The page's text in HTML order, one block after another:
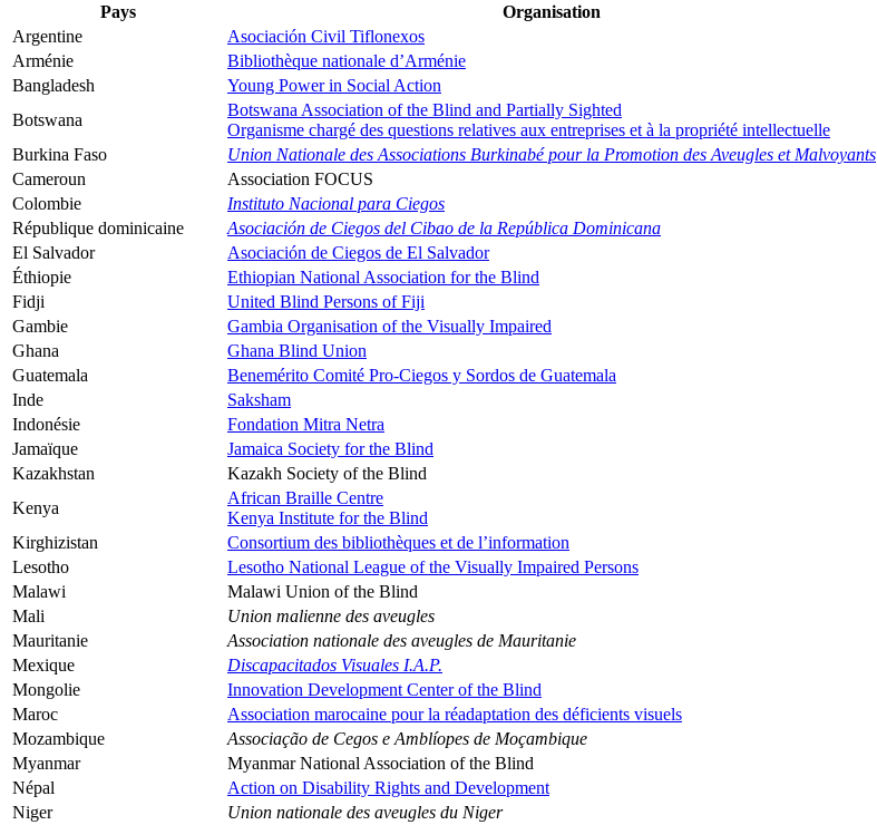
Pays
Organisation
Argentine
Asociación Civil Tiflonexos
Arménie
Bibliothèque nationale d’Arménie
Bangladesh
Young Power in Social Action
Botswana
Botswana Association of the Blind and Partially Sighted
Organisme chargé des questions relatives aux entreprises et à la propriété intellectuelle
Burkina Faso
Union Nationale des Associations Burkinabé pour la Promotion des Aveugles et Malvoyants
Cameroun
Association FOCUS
Colombie
Instituto Nacional para Ciegos
République dominicaine
Asociación de Ciegos del Cibao de la República Dominicana
El Salvador
Asociación de Ciegos de El Salvador
Éthiopie
Ethiopian National Association for the Blind
Fidji
United Blind Persons of Fiji
Gambie
Gambia Organisation of the Visually Impaired
Ghana
Ghana Blind Union
Guatemala
Benemérito Comité Pro-Ciegos y Sordos de Guatemala
Inde
Saksham
Indonésie
Fondation Mitra Netra
Jamaïque
Jamaica Society for the Blind
Kazakhstan
Kazakh Society of the Blind
Kenya
African Braille Centre
Kenya Institute for the Blind
Kirghizistan
Consortium des bibliothèques et de l’information
Lesotho
Lesotho National League of the Visually Impaired Persons
Malawi
Malawi Union of the Blind
Mali
Union malienne des aveugles
Mauritanie
Association nationale des aveugles de Mauritanie
Mexique
Discapacitados Visuales I.A.P.
Mongolie
Innovation Development Center of the Blind
Maroc
Association marocaine pour la réadaptation des déficients visuels
Mozambique
Associação de Cegos e Amblíopes de Moçambique
Myanmar
Myanmar National Association of the Blind
Népal
Action on Disability Rights and Development
Niger
Union nationale des aveugles du Niger